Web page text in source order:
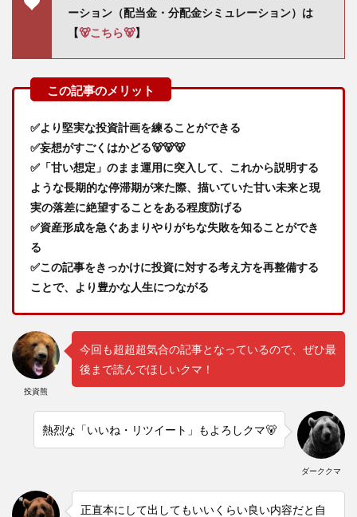
ーション（配当金・分配金シミュレーション）は
【🐻こちら🐻】
✅より堅実な投資計画を練ることができる
✅妄想がすごくはかどる🐻🐻🐻
✅「甘い想定」のまま運用に突入して、これから説明する
ような長期的な停滞期が来た際、描いていた甘い未来と現
実の落差に絶望することをある程度防げる
✅資産形成を急ぐあまりやりがちな失敗を知ることができ
る
✅この記事をきっかけに投資に対する考え方を再整備する
ことで、より豊かな人生につながる
投資熊
今回も超超超気合の記事となっているので、ぜひ最
後まで読んでほしいクマ！
ダーククマ
熱烈な「いいね・リツイート」もよろしクマ🐻
正直本にして出してもいいくらい良い内容だと自